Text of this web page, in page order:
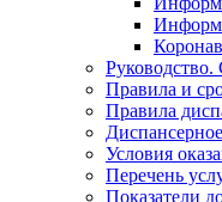
Правила и
Правила
Условия
Перечень
Показатели